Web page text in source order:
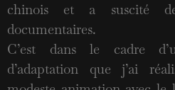
chinois et a suscité
documentaires.
C’est dans le cadre
d’adaptation que j’ai